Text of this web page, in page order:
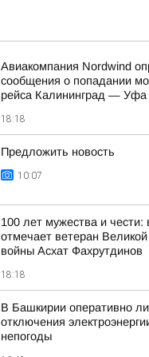
Авиакомпания Nordwind
сообщения о попадании
рейса Калининград — Уфа
18:18
Предложить новость
10:07
100 лет мужества и чести:
отмечает ветеран
войны Асхат Фахрутдинов
18:18
В Башкирии оперативно
отключения
непогоды